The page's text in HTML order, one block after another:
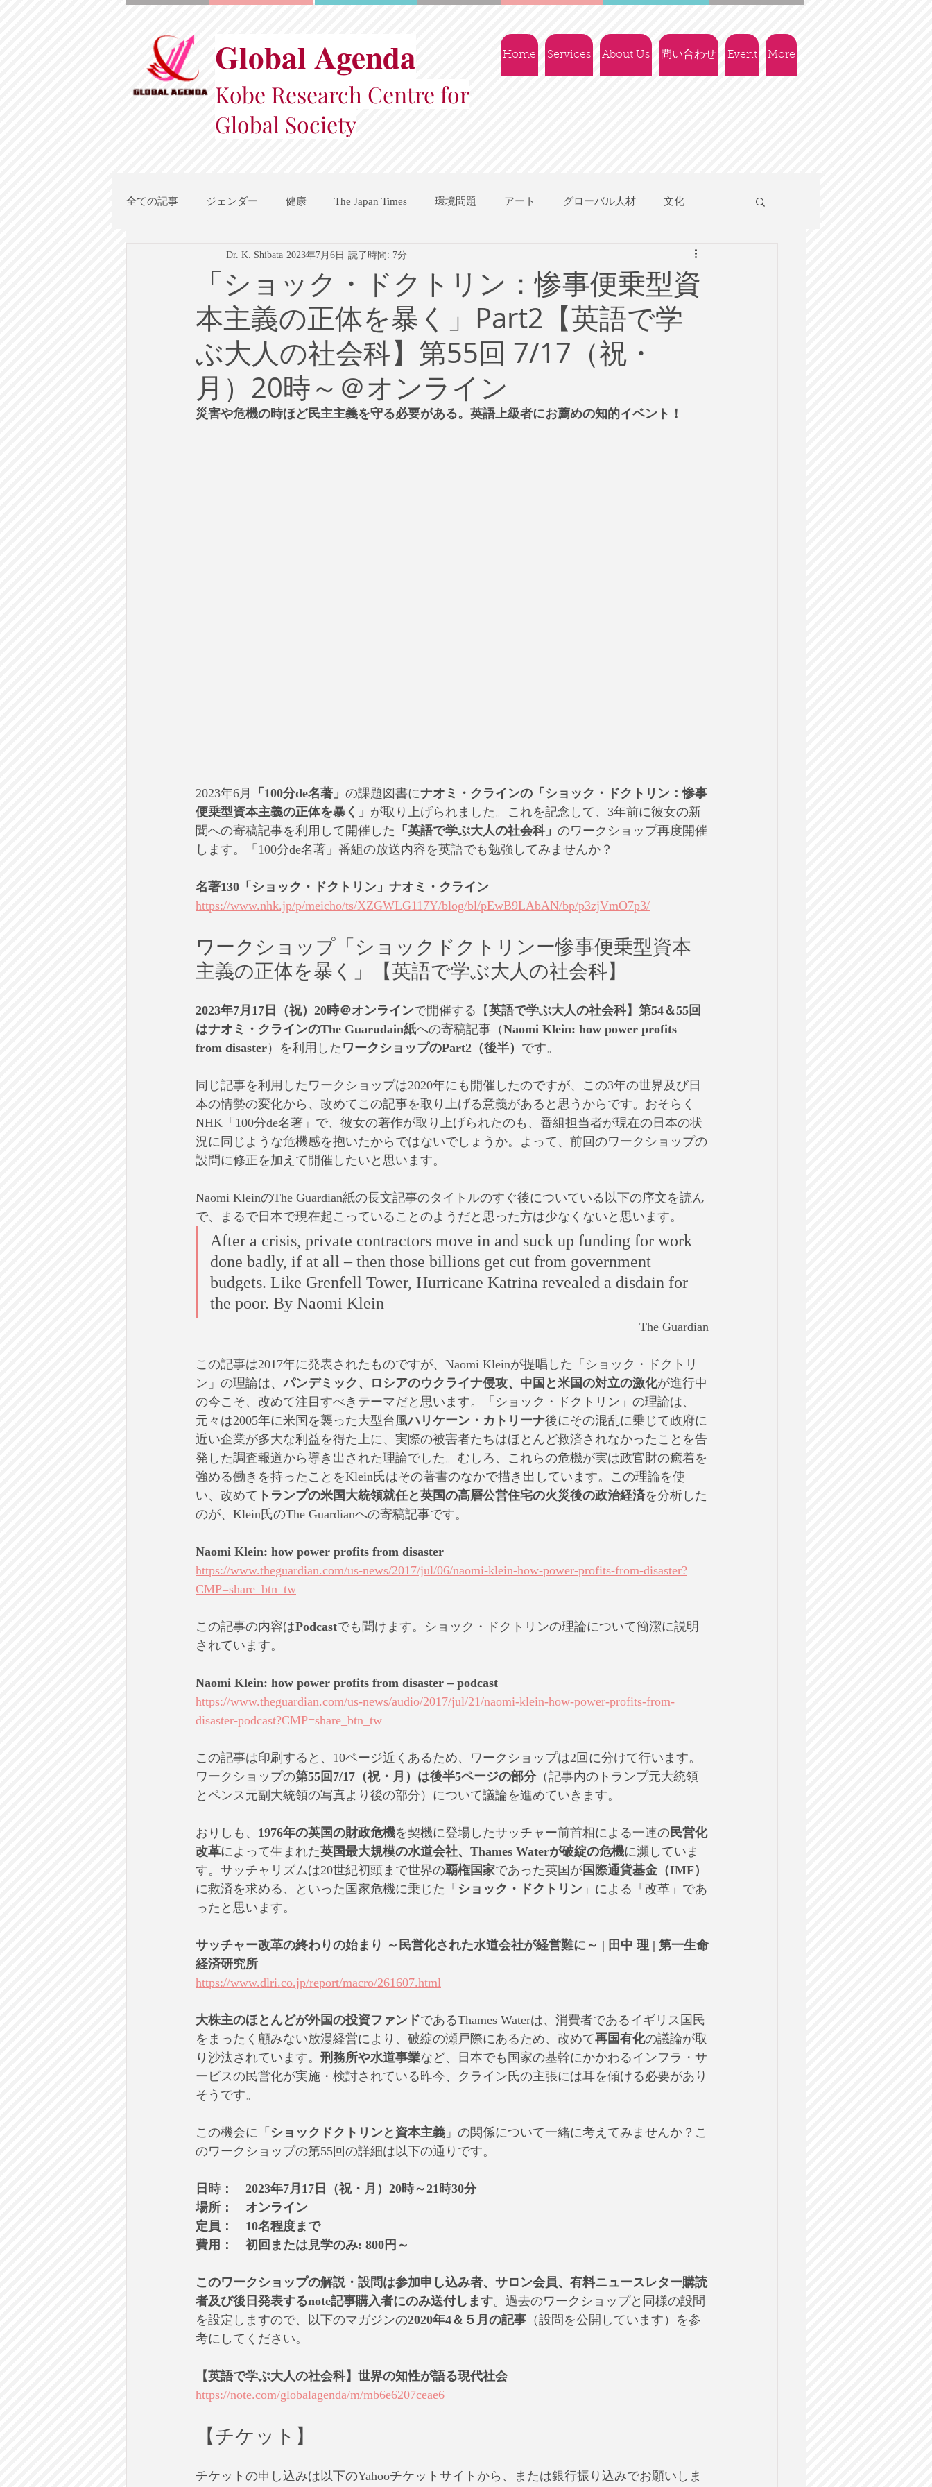
Global Agenda
Kobe Research Centre for
Global Society
Home Services About Us 問い合わせ Event More
全ての記事 ジェンダー 健康 The Japan Times 環境問題 アート グローバル人材 文化
地域都市政策 国際機関 地域振興 社会政策
テクノロジー 政治 ビジネス リスク ブランド 新型コロナウイルス
英語で学ぶ大人の社会科 ライティング Global News ソーシャル・メディア 資格試験
建築・都市計画 まち歩き SDGs
「ショック・ドクトリン：惨事便乗型資
本主義の正体を暴く」Part2【英語で学
ぶ大人の社会科】第55回 7/17（祝・
月）20時～＠オンライン
Dr. K. Shibata 2023年7月6日 読了時間: 7分
災害や危機の時ほど民主主義を守る必要がある。英語上級者にお薦めの知的イベント！
2023年6月 「100分de名著」 の課題図書にナオミ・クラインの「ショック・ドクトリン：惨事
便乗型資本主義の正体を暴く」 が取り上げられました。これを記念して、3年前に彼女の新
聞への寄稿記事を利用して開催した 「英語で学ぶ大人の社会科」 のワークショップ再度開催
します。「100分de名著」番組の放送内容を英語でも勉強してみませんか？
名著130「ショック・ドクトリン」ナオミ・クライン
https://www.nhk.jp/p/meicho/ts/XZGWLG117Y/blog/bl/pEwB9LAbAN/bp/p3zjVmO7p3/
ワークショップ「ショックドクトリンー惨事便乗型資本
主義の正体を暴く」【英語で学ぶ大人の社会科】
2023年7月17日（祝）20時＠オンラインで開催する【英語で学ぶ大人の社会科】第54＆55回
はナオミ・クラインのThe Guarudain紙への寄稿記事（Naomi Klein: how power profits
from disaster）を利用した ワークショップのPart2（後半） です。
同じ記事を利用したワークショップは2020年にも開催したのですが、この3年の世界及び日
本の情勢の変化から、改めてこの記事を取り上げる意義があると思うからです。おそらく
NHK「100分de名著」で、彼女の著作が取り上げられたのも、番組担当者が現在の日本の状
況に同じような危機感を抱いたからではないでしょうか。よって、前回のワークショップの
設問に修正を加えて開催したいと思います。
Naomi KleinのThe Guardian紙の長文記事のタイトルのすぐ後についている以下の序文を読ん
で、まるで日本で現在起こっていることのようだと思った方は少なくないと思います。
After a crisis, private contractors move in and suck up funding for work
done badly, if at all – then those billions get cut from government
budgets. Like Grenfell Tower, Hurricane Katrina revealed a disdain for
the poor. By Naomi Klein
The Guardian
この記事は2017年に発表されたものですが、Naomi Kleinが提唱した「ショック・ドクトリ
ン」の理論は、パンデミック、ロシアのウクライナ侵攻、中国と米国の対立の激化が進行中
の今こそ、改めて注目すべきテーマだと思います。「ショック・ドクトリン」の理論は、
元々は2005年に米国を襲った大型台風ハリケーン・カトリーナ後にその混乱に乗じて政府に
近い企業が多大な利益を得た上に、実際の被害者たちはほとんど救済されなかったことを告
発した調査報道から導き出された理論でした。むしろ、これらの危機が実は政官財の癒着を
強める働きを持ったことをKlein氏はその著書のなかで描き出しています。この理論を使
い、改めて トランプの米国大統領就任と英国の高層公営住宅の火災後の政治経済を分析した
のが、Klein氏のThe Guardianへの寄稿記事です。
Naomi Klein: how power profits from disaster
https://www.theguardian.com/us-news/2017/jul/06/naomi-klein-how-power-profits-from-disaster?
CMP=share_btn_tw
この記事の内容はPodcastでも聞けます。ショック・ドクトリンの理論について簡潔に説明
されています。
Naomi Klein: how power profits from disaster – podcast
https://www.theguardian.com/us-news/audio/2017/jul/21/naomi-klein-how-power-profits-from-
disaster-podcast?CMP=share_btn_tw
この記事は印刷すると、10ページ近くあるため、ワークショップは2回に分けて行います。
ワークショップの第55回7/17（祝・月）は後半5ページの部分（記事内のトランプ元大統領
とペンス元副大統領の写真より後の部分）について議論を進めていきます。
おりしも、 1976年の英国の財政危機を契機に登場したサッチャー前首相による一連の民営化
改革によって生まれた英国最大規模の水道会社、Thames Waterが破綻の危機に瀕していま
す。サッチャリズムは20世紀初頭まで世界の覇権国家であった英国が国際通貨基金（IMF）
に救済を求める、といった国家危機に乗じた「 ショック・ドクトリン 」による「改革」であ
ったと思います。
サッチャー改革の終わりの始まり ～民営化された水道会社が経営難に～ | 田中 理 | 第一生命
経済研究所
https://www.dlri.co.jp/report/macro/261607.html
大株主のほとんどが外国の投資ファンドであるThames Waterは、消費者であるイギリス国民
をまったく顧みない放漫経営により、破綻の瀬戸際にあるため、改めて再国有化の議論が取
り沙汰されています。 刑務所や水道事業など、日本でも国家の基幹にかかわるインフラ・サ
ービスの民営化が実施・検討されている昨今、クライン氏の主張には耳を傾ける必要があり
そうです。
この機会に「 ショックドクトリンと資本主義 」の関係について一緒に考えてみませんか？こ
のワークショップの第55回の詳細は以下の通りです。
日時：　2023年7月17日（祝・月）20時～21時30分
場所：　オンライン
定員：　10名程度まで
費用：　初回または見学のみ: 800円～
このワークショップの解説・設問は参加申し込み者、サロン会員、有料ニュースレター購読
者及び後日発表するnote記事購入者にのみ送付します。過去のワークショップと同様の設問
を設定しますので、以下のマガジンの2020年4＆５月の記事 （設問を公開しています）を参
考にしてください。
【英語で学ぶ大人の社会科】世界の知性が語る現代社会
https://note.com/globalagenda/m/mb6e6207ceae6
【チケット】
チケットの申し込みは以下のYahooチケットサイトから、または銀行振り込みでお願いしま